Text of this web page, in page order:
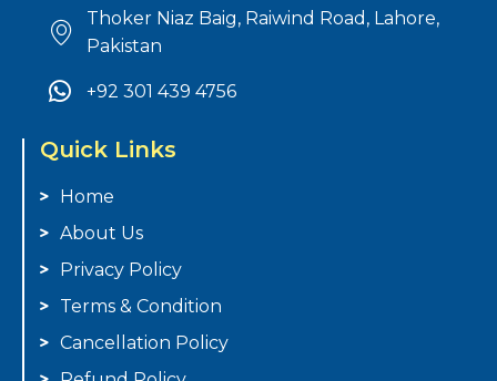
Thoker Niaz Baig, Raiwind Road, Lahore,
Pakistan
+92 301 439 4756
Quick Links
Home
About Us
Privacy Policy
Terms & Condition
Cancellation Policy